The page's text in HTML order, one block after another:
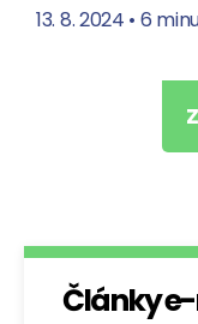
13. 8. 2024 • 6
Články